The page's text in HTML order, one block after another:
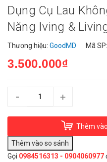
Dụng Cụ Lau
Năng Iving &
Thương hiệu: GoodMD Mã SP:
3.500.000₫
- +
Thêm
Gọi 0984516313 - 0904060977